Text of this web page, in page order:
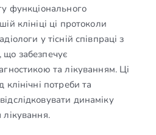
функціонального
клініці ці протоколи
у тісній співпраці з
забезпечує
та лікуванням. Ці
клінічні потреби та
динаміку